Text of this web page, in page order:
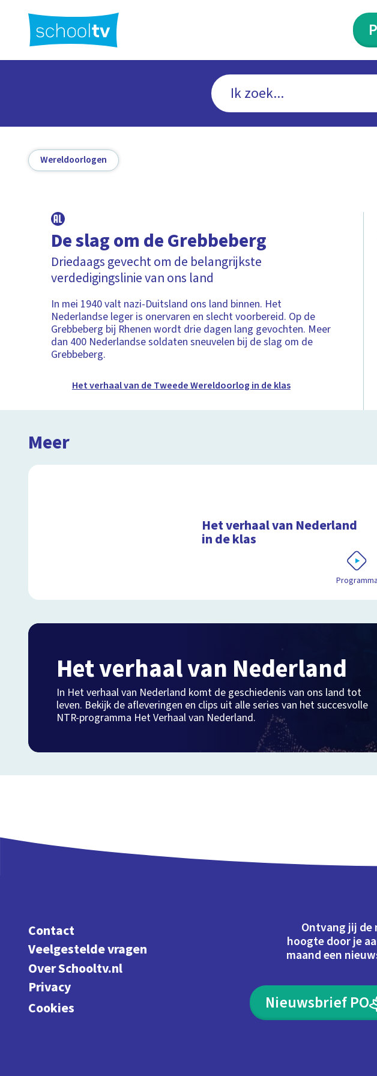
hoofdinhoud
Wereldoorlogen
De slag om de Grebbeberg
Driedaags gevecht om de belangrijkste
verdedigingslinie van ons land
In mei 1940 valt nazi-Duitsland ons land binnen. Het
Nederlandse leger is onervaren en slecht voorbereid. Op de
Grebbeberg bij Rhenen wordt drie dagen lang gevochten. Meer
dan 400 Nederlandse soldaten sneuvelen bij de slag om de
Grebbeberg.
Het verhaal van de Tweede Wereldoorlog in de klas
Meer
Het verhaal van Nederland
in de klas
Programma
Het verhaal van Nederland
In Het verhaal van Nederland komt de geschiedenis van ons land tot
leven. Bekijk de afleveringen en clips uit alle series van het succesvolle
NTR-programma Het Verhaal van Nederland.
Contact
Veelgestelde vragen
Over Schooltv.nl
Privacy
Cookies
Ontvang jij de
hoogte door je
maand een
Nieuwsbrief PO